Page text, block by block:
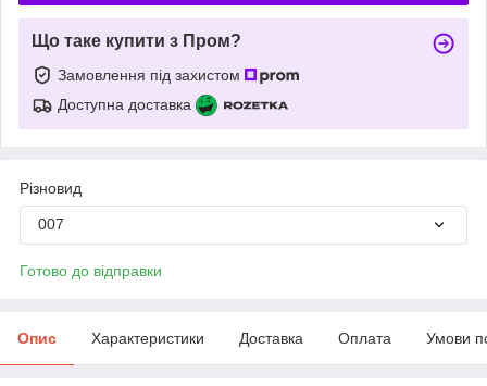
Що таке купити з Пром?
Замовлення під захистом
Доступна доставка
Різновид
007
Готово до відправки
Опис Характеристики Доставка Оплата Умови